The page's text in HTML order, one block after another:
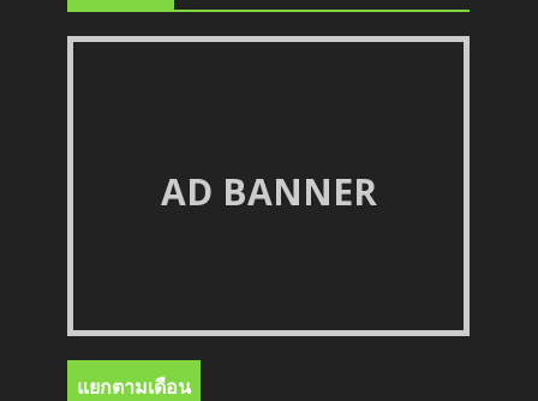
AD BANNER
แยกตามเดือน